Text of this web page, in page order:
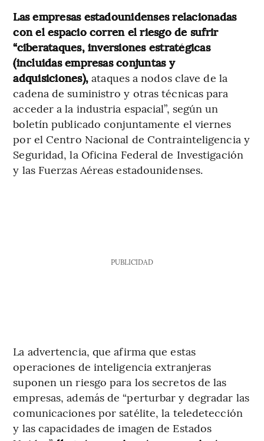
Las empresas estadounidenses relacionadas
con el espacio corren el riesgo de sufrir
“ciberataques, inversiones estratégicas
(incluidas empresas conjuntas y
adquisiciones),ataques a nodos clave de la
cadena de suministro y otras técnicas para
acceder a la industria espacial”, según un
boletín publicado conjuntamente el viernes
por el Centro Nacional de Contrainteligencia y
Seguridad, la Oficina Federal de Investigación
y las Fuerzas Aéreas estadounidenses.
PUBLICIDAD
La advertencia, que afirma que estas
operaciones de inteligencia extranjeras
suponen un riesgo para los secretos de las
empresas, además de “perturbar y degradar las
comunicaciones por satélite, la teledetección
y las capacidades de imagen de Estados